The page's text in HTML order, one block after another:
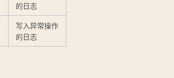
的日志
写入异常操作
的日志